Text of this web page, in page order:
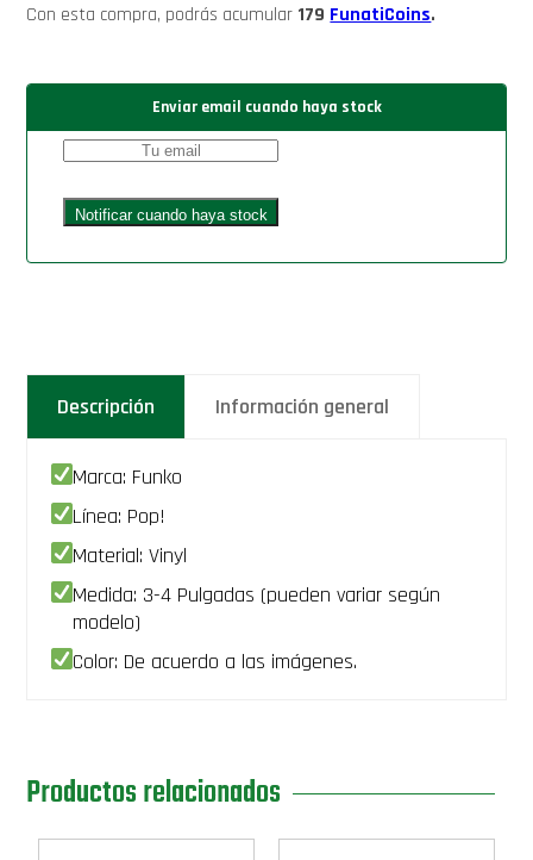
Con esta compra, podrás acumular 179 FunatiCoins.
Enviar email cuando haya stock
Descripción Información general
Marca: Funko
Línea: Pop!
Material: Vinyl
Medida: 3-4 Pulgadas (pueden variar según
modelo)
Color: De acuerdo a las imágenes.
Productos relacionados